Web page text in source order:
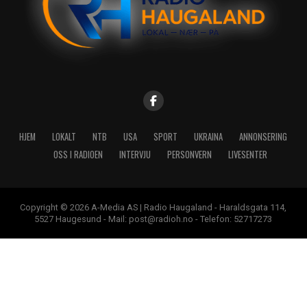
HJEM LOKALT NTB USA SPORT UKRAINA
ANNONSERING
OSS I RADIOEN
INTERVJU PERSONVERN LIVESENTER
Copyright © 2026 A-Media AS | Radio Haugaland - Haraldsgata 114,
5527 Haugesund - Mail: post@radioh.no - Telefon: 52717273